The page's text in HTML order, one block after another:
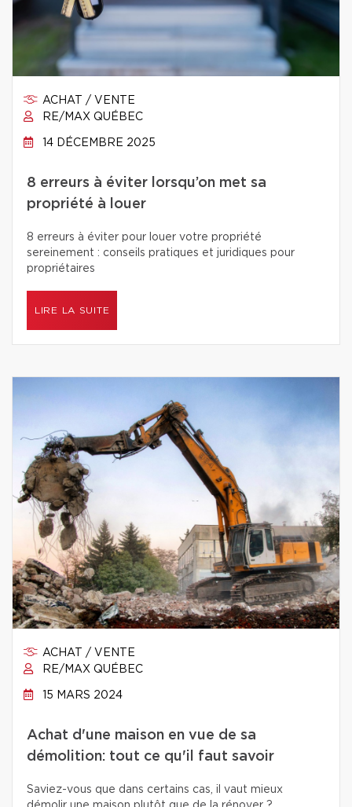
ACHAT / VENTE
RE/MAX QUÉBEC
14 DÉCEMBRE 2025
8 erreurs à éviter lorsqu’on met sa
propriété à louer
8 erreurs à éviter pour louer votre propriété
sereinement : conseils pratiques et juridiques pour
propriétaires
LIRE LA SUITE
ACHAT / VENTE
RE/MAX QUÉBEC
15 MARS 2024
Achat d'une maison en vue de sa
démolition: tout ce qu'il faut savoir
Saviez-vous que dans certains cas, il vaut mieux